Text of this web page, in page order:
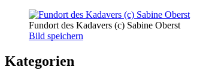
Fundort des Kadavers (c) Sabine Oberst
Bild speichern
Kategorien